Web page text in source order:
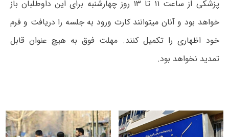
پزشکی از ساعت ۱۱ تا ۱۳ روز چهارشنبه برای این داوطلبان باز
خواهد بود و آنان میتوانند کارت ورود به جلسه را دریافت و فرم
خود اظهاری را تکمیل کنند. مهلت فوق به هیچ عنوان قابل
تمدید نخواهد بود.